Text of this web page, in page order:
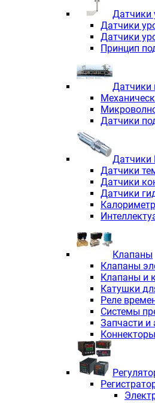
Датчики
Датчики
Датчики
Принцип
Датчики
Датчики
Датчики
Датчики
Датчики
Датчики
Клапаны
Клапаны
Клапаны и
Катушки
Реле
Системы
Запчасти и
Коннекторы